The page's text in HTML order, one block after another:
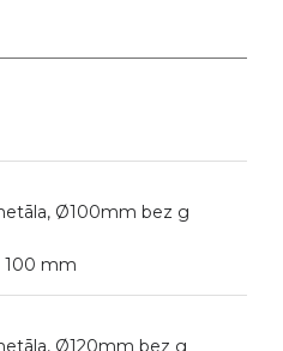
Ø100mm bez g
100 mm
Ø120mm bez g